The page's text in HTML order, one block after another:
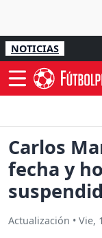
NOTICIAS
Carlos
fecha y
Actualización • Vie,